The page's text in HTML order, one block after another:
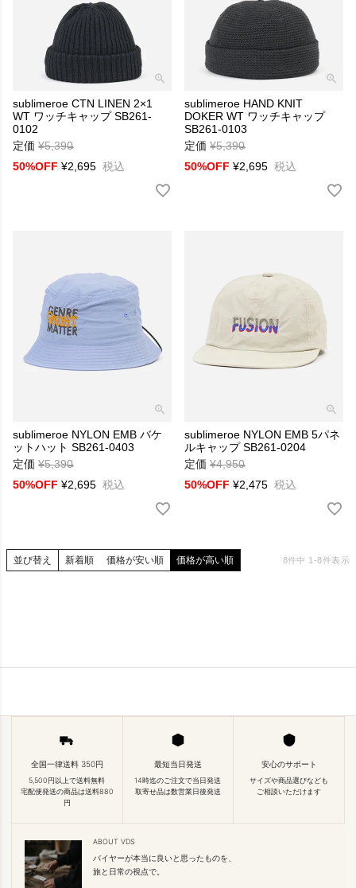
sublimeroe CTN LINEN 2×1
WT ワッチキャップ SB261-
0102
定価 ¥5,390
→
50%OFF ¥2,695 税込
sublimeroe HAND KNIT
DOKER WT ワッチキャップ
SB261-0103
定価 ¥5,390
→
50%OFF ¥2,695 税込
sublimeroe NYLON EMB バケ
ットハット SB261-0403
定価 ¥5,390
→
50%OFF ¥2,695 税込
sublimeroe NYLON EMB 5パネ
ルキャップ SB261-0204
定価 ¥4,950
→
50%OFF ¥2,475 税込
並び替え 新着順 価格が安い順 価格が高い順 8件中 1 -8件表示
全国一律送料 350円
5,500円以上で送料無料
宅配便発送の商品は送料880
円
最短当日発送
14時迄のご注文で当日発送
取寄せ品は数営業日後発送
安心のサポート
サイズや商品選びなども
ご相談いただけます
ABOUT VDS
バイヤーが本当に良いと思ったものを、
旅と日常の視点で。